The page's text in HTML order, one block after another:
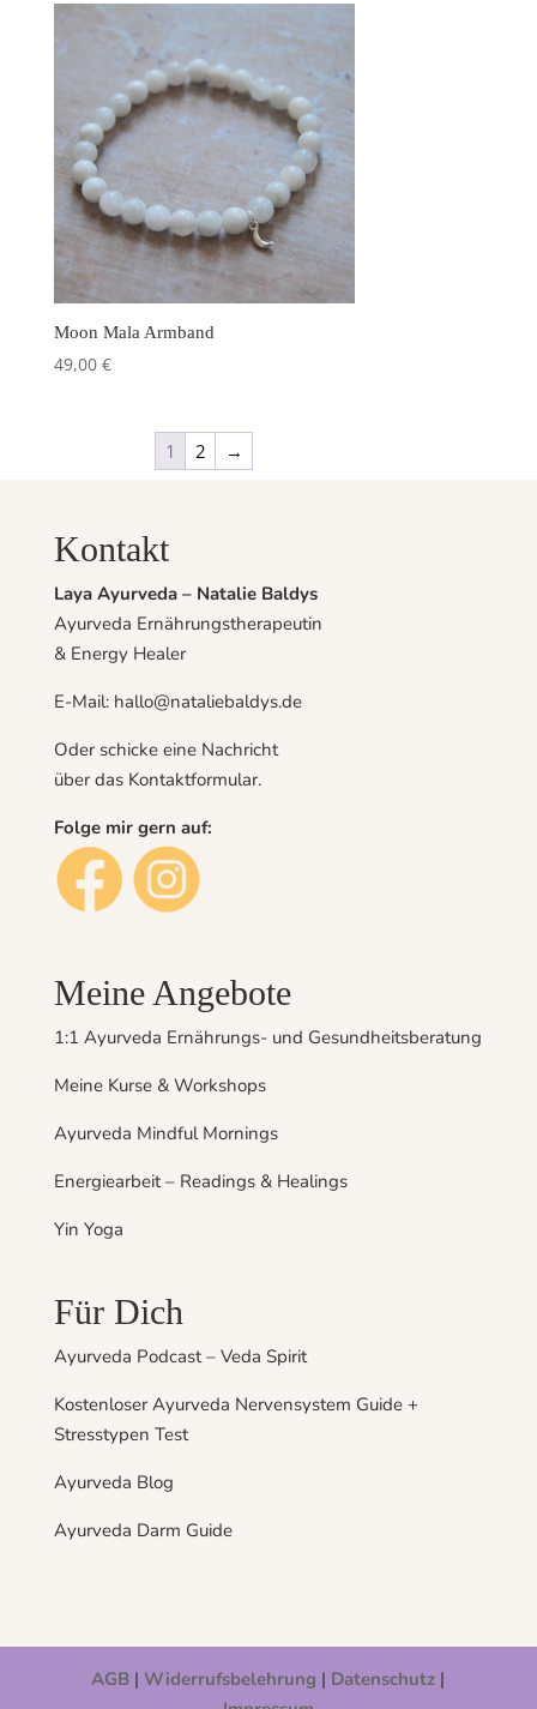
Moon Mala Armband
49,00 €
1 2 →
Kontakt
Laya Ayurveda – Natalie Baldys
Ayurveda Ernährungstherapeutin
& Energy Healer
E-Mail: hallo@nataliebaldys.de
Oder schicke eine Nachricht
über das Kontaktformular.
Folge mir gern auf:
Meine Angebote
1:1 Ayurveda Ernährungs- und Gesundheitsberatung
Meine Kurse & Workshops
Ayurveda Mindful Mornings
Energiearbeit – Readings & Healings
Yin Yoga
Für Dich
Ayurveda Podcast – Veda Spirit
Kostenloser Ayurveda Nervensystem Guide +
Stresstypen Test
Ayurveda Blog
Ayurveda Darm Guide
AGB |Widerrufsbelehrung | Datenschutz |